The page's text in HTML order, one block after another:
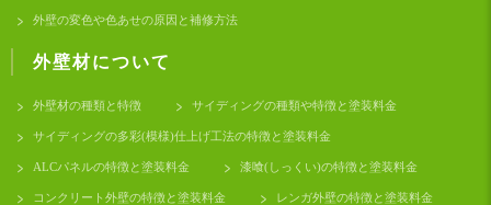
外壁の変色や色あせの原因と補修方法
外壁材について
外壁材の種類と特徴 サイディングの種類や特徴と塗装料金
サイディングの多彩(模様)仕上げ工法の特徴と塗装料金
ALCパネルの特徴と塗装料金 漆喰(しっくい)の特徴と塗装料金
コンクリート外壁の特徴と塗装料金 レンガ外壁の特徴と塗装料金